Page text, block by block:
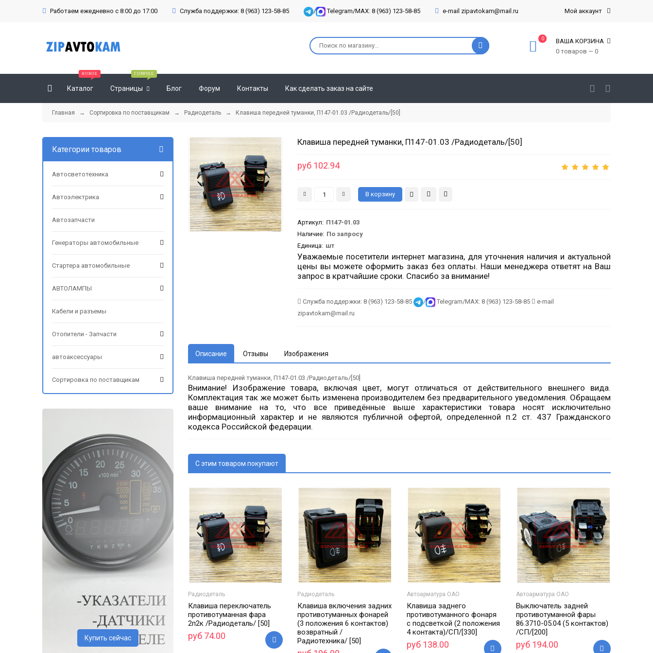
Мой аккаунт
Работаем ежедневно с 8:00 до 17:00 Служба поддержки: 8 (963) 123-58-85 / Telegram/MAX: 8 (963) 123-58-85 e-mail zipavtokam@mail.ru
0
ВАША КОРЗИНА
0 товаров — 0
Каталог Страницы Блог Форум Контакты Как сделать заказ на сайте
Главная → Сортировка по поставщикам → Радиодеталь → Клавиша передней туманки, П147-01.03 /Радиодеталь/[50]
Клавиша передней туманки, П147-01.03 /Радиодеталь/[50]
руб 102.94
Артикул: П147-01.03
Наличие: По запросу
Единица: шт
Уважаемые посетители интернет магазина, для уточнения наличия и актуальной
цены вы можете оформить заказ без оплаты. Наши менеджера ответят на Ваш
запрос в кратчайшие сроки. Спасибо за внимание!
Служба поддержки: 8 (963) 123-58-85 / Telegram/MAX: 8 (963) 123-58-85
e-mail
zipavtokam@mail.ru
Описание Отзывы Изображения
Клавиша передней туманки, П147-01.03 /Радиодеталь/[50]
Внимание! Изображение товара, включая цвет, могут отличаться от действительного внешнего вида.
Комплектация так же может быть изменена производителем без предварительного уведомления. Обращаем
ваше внимание на то, что все приведённые выше характеристики товара носят исключительно
информационный характер и не являются публичной офертой, определенной п.2 ст. 437 Гражданского
кодекса Российской федерации.
С этим товаром покупают
Радиодеталь
Клавиша переключатель
противотуманная фара
2п2к /Радиодеталь/ [50]
руб 74.00
Радиодеталь
Клавиша включения задних
противотуманных фонарей
(3 положения 6 контактов)
возвратный /
Радиотехника/ [50]
Автоарматура ОАО
Клавиша заднего
противотуманного фонаря
с подсветкой (2 положения
4 контакта)/СП/[330]
руб 138.00
Автоарматура ОАО
Выключатель задней
противотуманной фары
86.3710-05.04 (5 контактов)
/СП/[200]
руб 194.00
Категории товаров
Автосветотехника
Автоэлектрика
Автозапчасти
Генераторы автомобильные
Стартера автомобильные
АВТОЛАМПЫ
Кабели и разъемы
Отопители - Запчасти
автоаксессуары
Сортировка по поставщикам
Купить сейчас